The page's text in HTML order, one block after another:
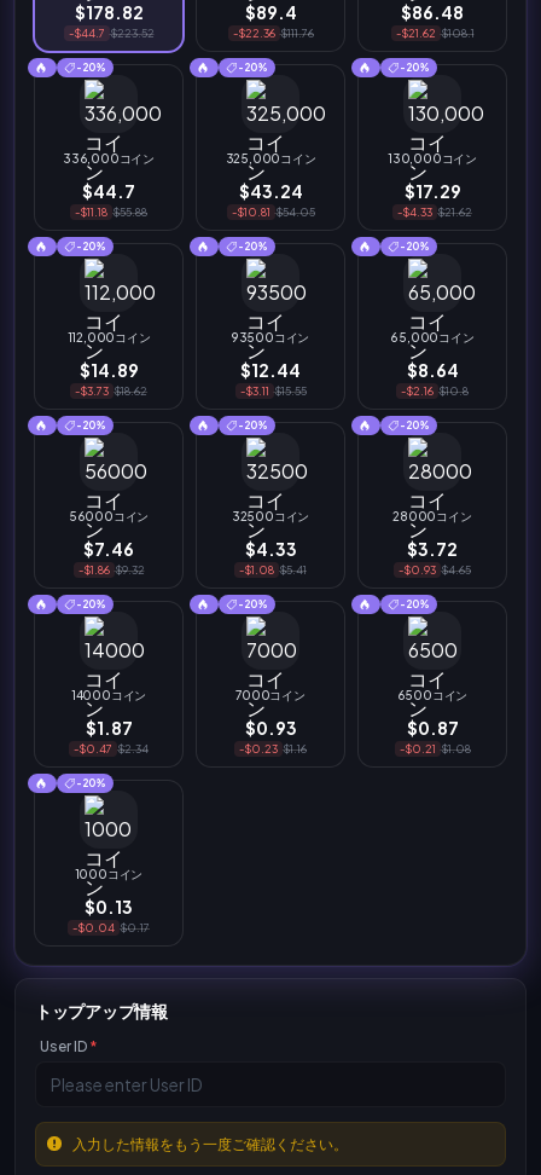
$178.82
-$44.7 $223.52
$89.4
-$22.36 $111.76
$86.48
-$21.62 $108.1
-20%
336,000コイン
$44.7
-$11.18 $55.88
-20%
325,000コイン
$43.24
-$10.81 $54.05
-20%
130,000コイン
$17.29
-$4.33 $21.62
-20%
112,000コイン
$14.89
-$3.73 $18.62
-20%
93500コイン
$12.44
-$3.11 $15.55
-20%
65,000コイン
$8.64
-$2.16 $10.8
-20%
56000コイン
$7.46
-$1.86 $9.32
-20%
32500コイン
$4.33
-$1.08 $5.41
-20%
28000コイン
$3.72
-$0.93 $4.65
-20%
14000コイン
$1.87
-$0.47 $2.34
-20%
7000コイン
$0.93
-$0.23 $1.16
-20%
6500コイン
$0.87
-$0.21 $1.08
-20%
1000コイン
$0.13
-$0.04 $0.17
トップアップ情報
User ID *
入力した情報をもう一度ご確認ください。